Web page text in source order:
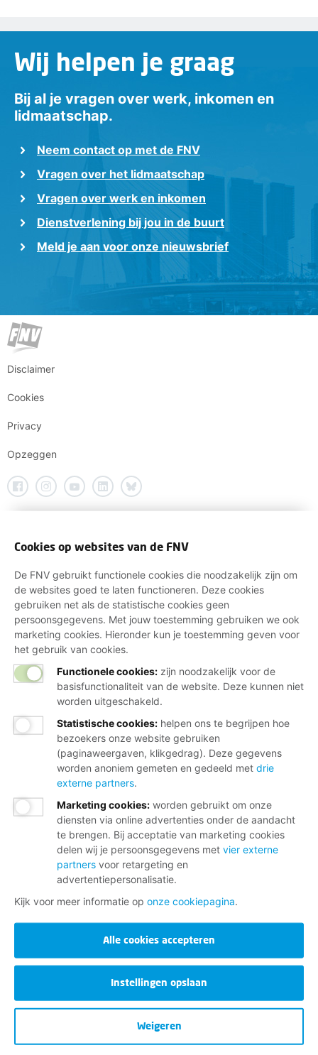
Wij helpen je graag
Bij al je vragen over werk, inkomen en
lidmaatschap.
Neem contact op met de FNV
Vragen over het lidmaatschap
Vragen over werk en inkomen
Dienstverlening bij jou in de buurt
Meld je aan voor onze nieuwsbrief
Disclaimer
Cookies
Privacy
Opzeggen
Cookies op websites van de FNV
De FNV gebruikt functionele cookies die noodzakelijk zijn om
de websites goed te laten functioneren. Deze cookies
gebruiken net als de statistische cookies geen
persoonsgegevens. Met jouw toestemming gebruiken we ook
marketing cookies. Hieronder kun je toestemming geven voor
het gebruik van cookies.
Functionele cookies: zijn noodzakelijk voor de
basisfunctionaliteit van de website. Deze kunnen niet
worden uitgeschakeld.
Statistische cookies: helpen ons te begrijpen hoe
bezoekers onze website gebruiken
(paginaweergaven, klikgedrag). Deze gegevens
worden anoniem gemeten en gedeeld met drie
externe partners.
Marketing cookies: worden gebruikt om onze
diensten via online advertenties onder de aandacht
te brengen. Bij acceptatie van marketing cookies
delen wij je persoonsgegevens met vier externe
partners voor retargeting en
advertentiepersonalisatie.
Kijk voor meer informatie op onze cookiepagina.
Alle cookies accepteren
Instellingen opslaan
Weigeren